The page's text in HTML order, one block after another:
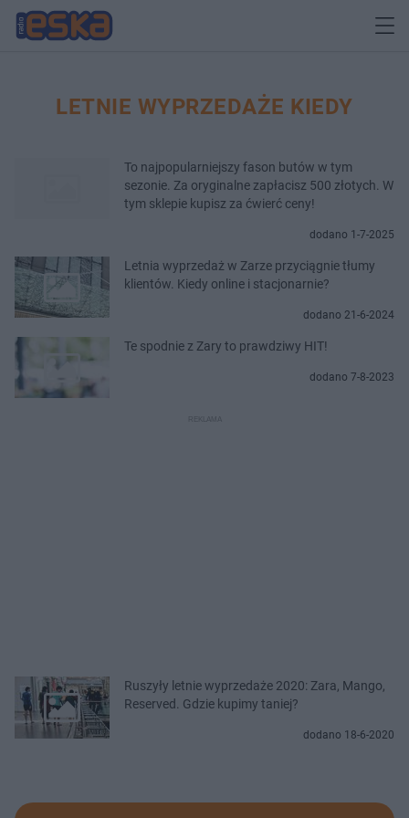
LETNIE WYPRZEDAŻE KIEDY
To najpopularniejszy fason butów w tym
sezonie. Za oryginalne zapłacisz 500 złotych. W
tym sklepie kupisz za ćwierć ceny!
dodano 1-7-2025
Letnia wyprzedaż w Zarze przyciągnie tłumy
klientów. Kiedy online i stacjonarnie?
dodano 21-6-2024
Te spodnie z Zary to prawdziwy HIT!
dodano 7-8-2023
Ruszyły letnie wyprzedaże 2020: Zara, Mango,
Reserved. Gdzie kupimy taniej?
dodano 18-6-2020